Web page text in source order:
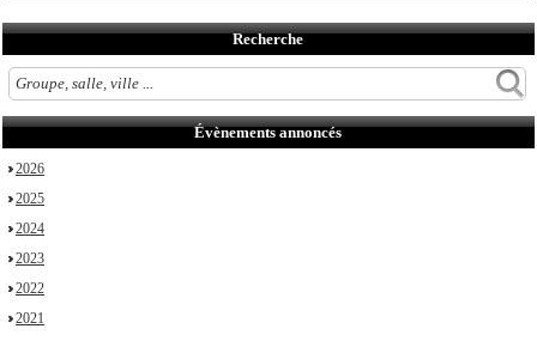
Recherche
Évènements annoncés
2026
2025
2024
2023
2022
2021